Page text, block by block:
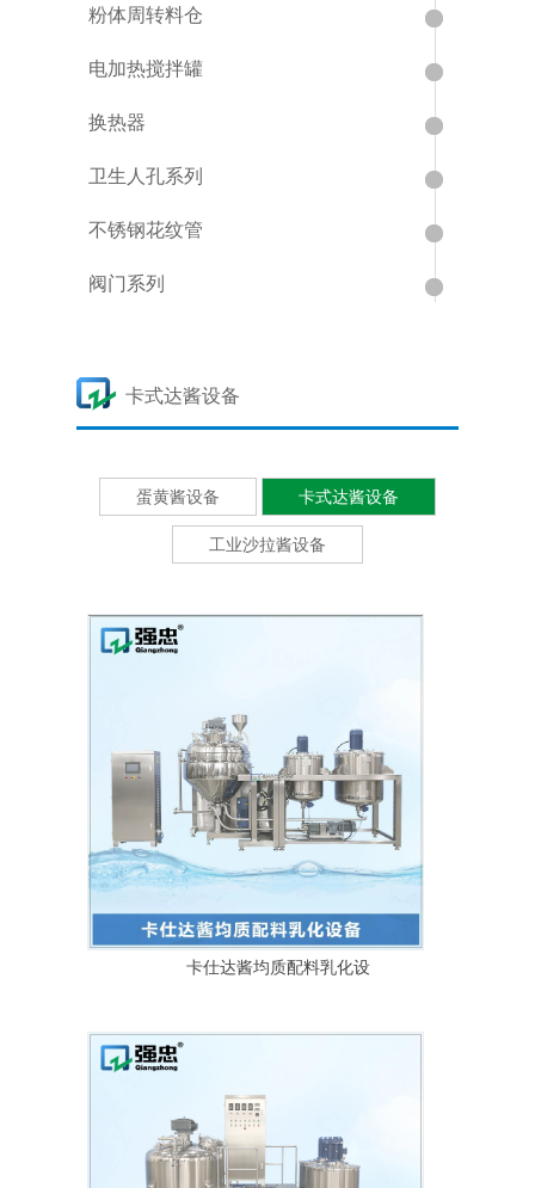
粉体周转料仓
电加热搅拌罐
换热器
卫生人孔系列
不锈钢花纹管
阀门系列
卡式达酱设备
蛋黄酱设备 卡式达酱设备
工业沙拉酱设备
卡仕达酱均质配料乳化设